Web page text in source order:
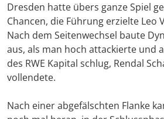
Dresden hatte übers ganze Spiel
Chancen, die Führung erzielte Leo
Nach dem Seitenwechsel baute
aus, als man hoch attackierte und
des RWE Kapital schlug, Rendal
vollendete.
Nach einer abgefälschten Flanke